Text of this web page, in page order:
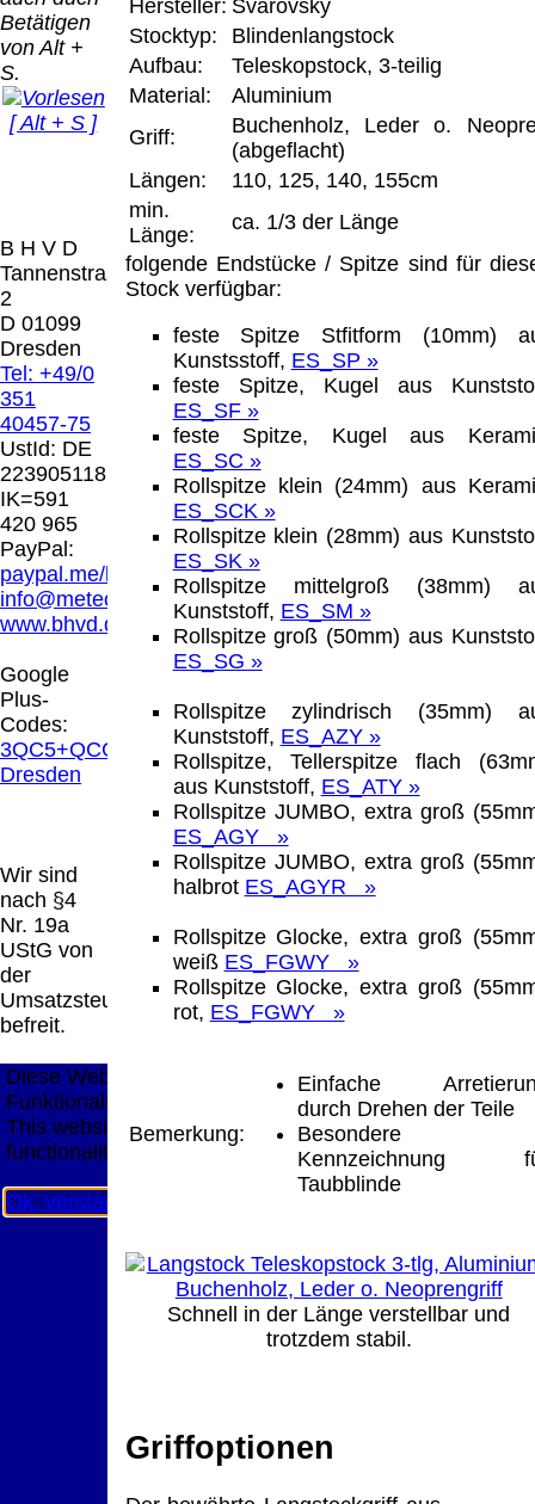
Betätigen
von Alt +
S.
[ Alt + S ]
B H V D
Tannenstrasse
2
D 01099
Dresden
Tel: +49/0
351
40457-75
UstId: DE
223905118
IK=591
420 965
PayPal:
paypal.me/blindenhilfsmittel
info@meteor.vision
www.bhvd.de
Google
Plus-
Codes:
3QC5+QCG
Dresden
Wir sind
nach §4
Nr. 19a
UStG von
der
Umsatzsteuer
befreit.
Hersteller: Svarovsky
Stocktyp:
Blindenlangstock
Aufbau:
Teleskopstock, 3-teilig
Material:
Aluminium
Griff:
Buchenholz, Leder o.
(abgeflacht)
Längen:
110, 125, 140, 155cm
min.
Länge:
ca. 1/3 der Länge
folgende Endstücke / Spitze sind für
Stock verfügbar:
feste Spitze Stfitform (10mm)
Kunstsstoff, ES_SP »
feste Spitze, Kugel aus
ES_SF »
feste Spitze, Kugel aus
ES_SC »
Rollspitze klein (24mm) aus
ES_SCK »
Rollspitze klein (28mm) aus
ES_SK »
Rollspitze mittelgroß (38mm)
Kunststoff, ES_SM »
Rollspitze groß (50mm) aus
ES_SG »
Rollspitze zylindrisch (35mm)
Kunststoff, ES_AZY »
Rollspitze, Tellerspitze flach
aus Kunststoff, ES_ATY »
Rollspitze JUMBO, extra groß
ES_AGY »
Rollspitze JUMBO, extra groß
halbrot ES_AGYR »
Rollspitze Glocke, extra groß
weiß ES_FGWY »
Rollspitze Glocke, extra groß
rot, ES_FGWY »
Bemerkung:
Einfache
durch Drehen der Teile
Besondere
Kennzeichnung
Taubblinde
Schnell in der Länge verstellbar und
trotzdem stabil.
Griffoptionen
Der Versand erfolgt
als versichertes
Paket.
Selbstabholung
vom Büro oder
von
Ausstellungen:
0.00 €
Versandart
erhalten Sie per
Email z.B. einen
Lizenzschlüssel
und die
Rechnung /
Lieferschein. Sie
keinen
Datenträger
Die in diesem Dokument genannten
Warenzeichen sind Eigentum der jeweiligen
Firmen. Preisänderungen, Irrtümer und
technische Änderungen vorbehalten.
letzte Änderung: 21. Februar 2026 Blinden
Hilfsmittel Vertrieb Dresden,
Mit einem Urteil vom 12.05.1998 - 312 O
85/98 - Haftung für Links hat das Landgericht
Hamburg entschieden, dass man durch die
Anbringung eines Links, die Inhalte der
gelinkten Seite ggf. mit zu verantworten hat.
Dieses kann nur dadurch verhindert werden,
dass man sich ausdrücklich von diesen
Inhalten distanziert. Hiermit distanzieren wir
uns ausdrücklich von allen Inhalten, aller
gelinkten Seiten auf unserer Homepage und
machen uns diese Inhalte nicht zu eigen.
Diese Erklärung gilt für alle auf unserer
Homepage angebrachten Links.
Die Europäische Kommission stellt eine
Plattform zur Online-Streitbeilegung (OS)
bereit. Die Plattform finden Sie unter
http://ec.europa.eu/consumers/odr/Unsere E-
Mailadresse lautet:
Seitenanfang
Impressum AGB Widerruf
Datenschutz
Urheberrechte Kontakt
Katalog (PDF)
Sitemap
große Anzeige Schließen X
Diese Website nutzt Cookies, um bestmögliche
Funktionalität bieten zu können.
This website uses cookies to provide the best possible
functionality.
Ok, verstanden